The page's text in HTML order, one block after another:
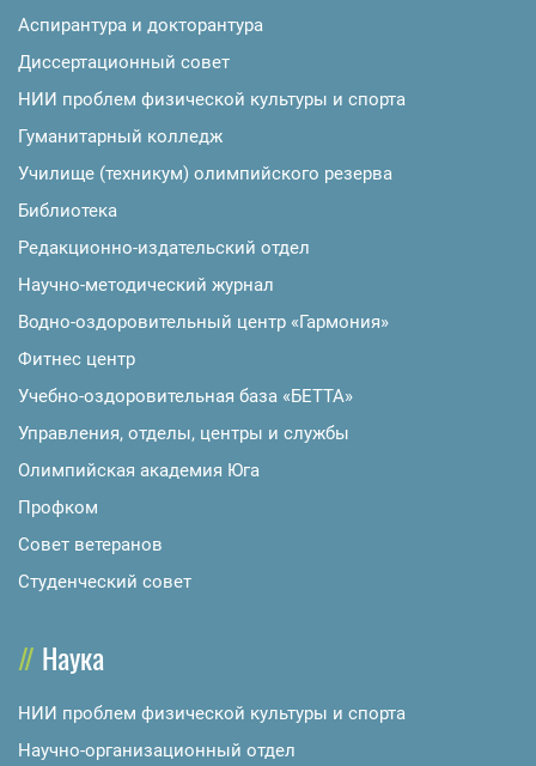
Аспирантура и докторантура
Диссертационный совет
НИИ проблем физической культуры и спорта
Гуманитарный колледж
Училище (техникум) олимпийского резерва
Библиотека
Редакционно-издательский отдел
Научно-методический журнал
Водно-оздоровительный центр «Гармония»
Фитнес центр
Учебно-оздоровительная база «БЕТТА»
Управления, отделы, центры и службы
Олимпийская академия Юга
Профком
Совет ветеранов
Студенческий совет
Наука
НИИ проблем физической культуры и спорта
Научно-организационный отдел